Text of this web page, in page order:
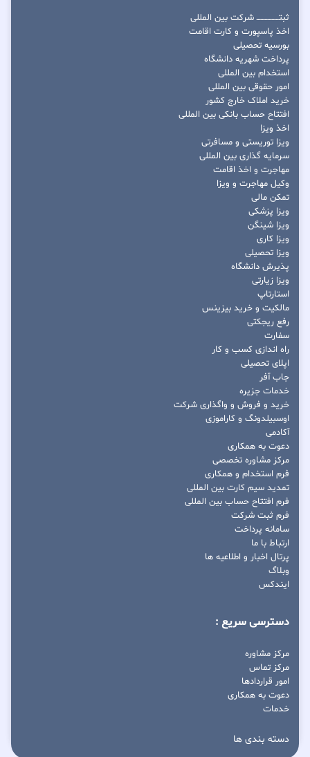
ثبتــــــــــــــــ شرکت بین المللی
اخذ پاسپورت و کارت اقامت
بورسیه تحصیلی
پرداخت شهریه دانشگاه
استخدام بین المللی
امور حقوقی بین المللی
خرید املاک خارج کشور
افتتاح حساب بانکی بین المللی
اخذ ویزا
ویزا توریستی و مسافرتی
سرمایه گذاری بین المللی
مهاجرت و اخذ اقامت
وکیل مهاجرت و ویزا
تمکن مالی
ویزا پزشکی
ویزا شینگن
ویزا کاری
ویزا تحصیلی
پذیرش دانشگاه
ویزا زیارتی
استارتاپ
مالکیت و خرید بیزینس
رفع ریجکتی
سفارت
راه اندازی کسب و کار
اپلای تحصیلی
جاب آفر
خدمات جزیره
خرید و فروش و واگذاری شرکت
اوسبیلدونگ و کاراموزی
آکادمی
دعوت به همکاری
مرکز مشاوره تخصصی
فرم استخدام و همکاری
تمدید سیم کارت بین المللی
فرم افتتاح حساب بین المللی
فرم ثبت شرکت
سامانه پرداخت
ارتباط با ما
پرتال اخبار و اطلاعیه ها
وبلاگ
ایندکس
دسترسی سریع :
مرکز مشاوره
مرکز تماس
امور قراردادها
دعوت به همکاری
خدمات
دسته بندی ها